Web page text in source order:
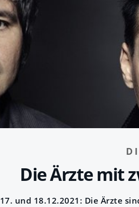
Die Ärzte mit
17. und 18.12.2021: Die Ärzte